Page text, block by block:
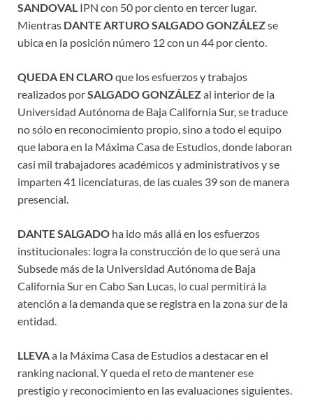
SANDOVAL IPN con 50 por ciento en tercer lugar.
Mientras DANTE ARTURO SALGADO GONZÁLEZse
ubica en la posición número 12 con un 44 por ciento.
QUEDA EN CLAROque los esfuerzos y trabajos
realizados porSALGADO GONZÁLEZal interior de la
Universidad Autónoma de Baja California Sur, se traduce
no sólo en reconocimiento propio, sino a todo el equipo
que labora en la Máxima Casa de Estudios, donde laboran
casi mil trabajadores académicos y administrativos y se
imparten 41 licenciaturas, de las cuales 39 son de manera
presencial.
DANTE SALGADO ha ido más allá en los esfuerzos
institucionales: logra la construcción de lo que será una
Subsede más de la Universidad Autónoma de Baja
California Sur en Cabo San Lucas, lo cual permitirá la
atención a la demanda que se registra en la zona sur de la
entidad.
LLEVAa la Máxima Casa de Estudios a destacar en el
ranking nacional. Y queda el reto de mantener ese
prestigio y reconocimiento en las evaluaciones siguientes.